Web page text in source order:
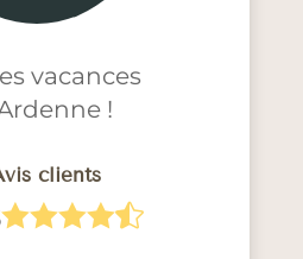
vacances
!
clients
